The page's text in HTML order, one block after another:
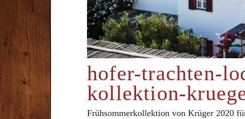
hofer-trachten-
kollektion-
Frühsommerkollektion von Krüger 2020